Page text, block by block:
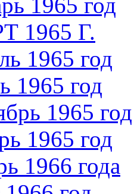
1965 Г.
1965 год
год
1965 год
1965 год
1966 года